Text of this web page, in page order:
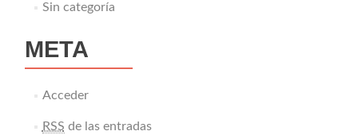
Sin categoría
META
Acceder
RSS de las entradas